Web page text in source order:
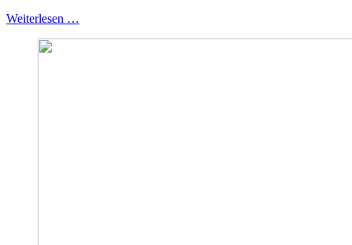
Weiterlesen …